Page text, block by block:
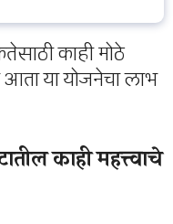
काही मोठे
या योजनेचा लाभ
काही महत्त्वाचे